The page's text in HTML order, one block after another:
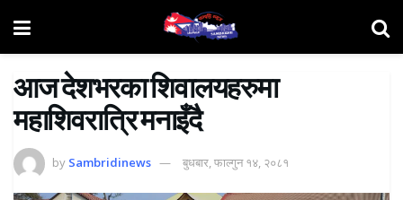
आज देशभरका शिवालयहरुमा
महाशिवरात्रि मनाइँदै
by Sambridinews बुधबार, फाल्गुन १४, २०८१